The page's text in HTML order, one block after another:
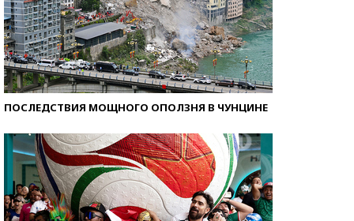
ПОСЛЕДСТВИЯ МОЩНОГО ОПОЛЗНЯ В ЧУНЦИНЕ